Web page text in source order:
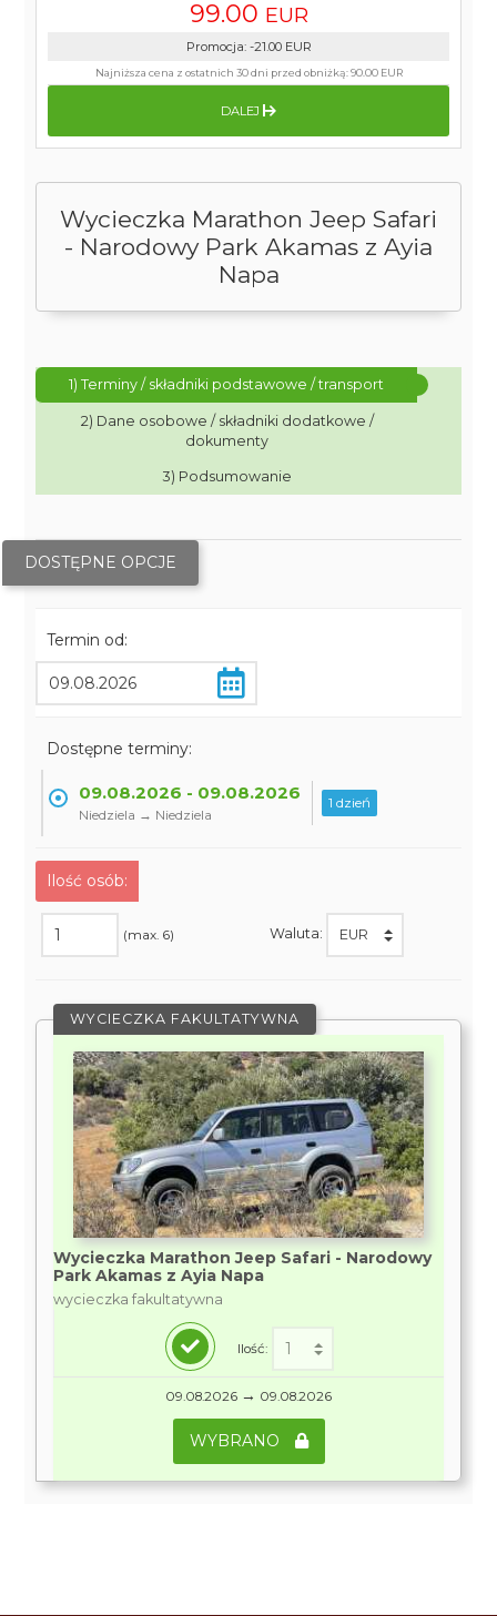
Wycieczka Marathon Jeep Safari
- Narodowy Park Akamas z Ayia
Napa
1) Terminy / składniki podstawowe / transport
2) Dane osobowe / składniki dodatkowe /
dokumenty
3) Podsumowanie
DOSTĘPNE OPCJE
Termin od:
Dostępne terminy:
09.08.2026 - 09.08.2026
Niedziela → Niedziela
1 dzień
Ilość osób:
(max. 6) Waluta:
WYCIECZKA FAKULTATYWNA
Wycieczka Marathon Jeep Safari - Narodowy
Park Akamas z Ayia Napa
wycieczka fakultatywna
Ilość:
09.08.2026 → 09.08.2026
WYBRANO
99.00 EUR
Promocja: -21.00 EUR
Najniższa cena z ostatnich 30 dni przed obniżką:90.00 EUR
DALEJ